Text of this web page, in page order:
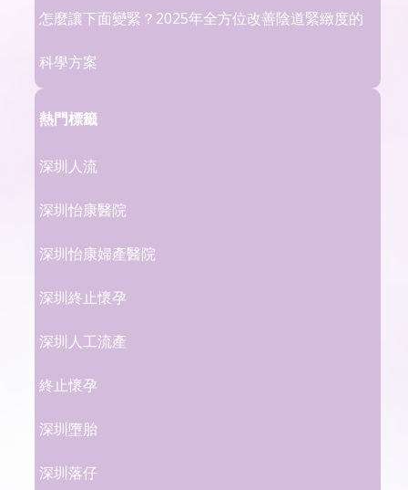
怎麼讓下面變緊？2025年全方位改善陰道緊緻度的
科學方案
熱門標籤
深圳人流
深圳怡康醫院
深圳怡康婦產醫院
深圳終止懷孕
深圳人工流產
終止懷孕
深圳墮胎
深圳落仔